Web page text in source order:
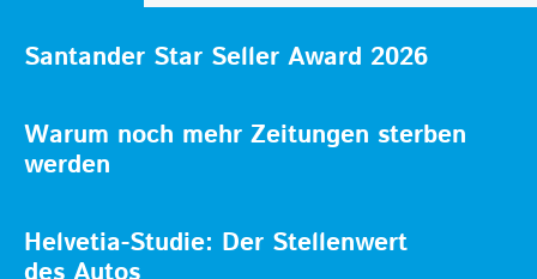
Santander Star Seller Award 2026
Warum noch mehr Zeitungen sterben
werden
Helvetia-Studie: Der Stellenwert